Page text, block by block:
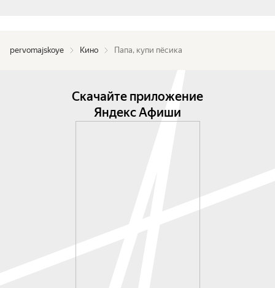
pervomajskoye Кино Папа, купи пёсика
Скачайте приложение
Яндекс Афиши